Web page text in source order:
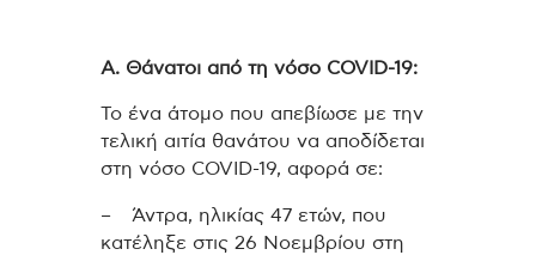
Α. Θάνατοι από τη νόσο COVID-19:
Το ένα άτομο που απεβίωσε με την
τελική αιτία θανάτου να αποδίδεται
στη νόσο COVID-19, αφορά σε:
– Άντρα, ηλικίας 47 ετών, που
κατέληξε στις 26 Νοεμβρίου στη